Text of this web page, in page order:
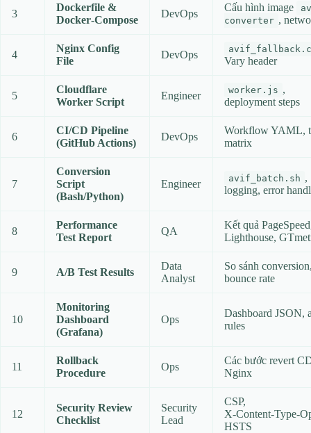
3
Dockerfile &
Docker‑Compose
DevOps
Cấu hình image
converter ,
4
Nginx Config
File
DevOps
Vary header
5
Cloudflare
Worker Script
Engineer worker.js ,
deployment steps
6
CI/CD Pipeline
(GitHub Actions)
DevOps
Workflow YAML,
matrix
7
Conversion
Script
(Bash/Python)
Engineer avif_batch.sh ,
logging, error
8
Performance
Test Report
QA
Kết quả
Lighthouse,
9 A/B Test Results
Data
Analyst
So sánh
bounce rate
10
Monitoring
Dashboard
(Grafana)
Ops
Dashboard JSON,
rules
11
Rollback
Procedure
Ops
Các bước revert
Nginx
12
Security Review
Checklist
Security
Lead
CSP,
HSTS